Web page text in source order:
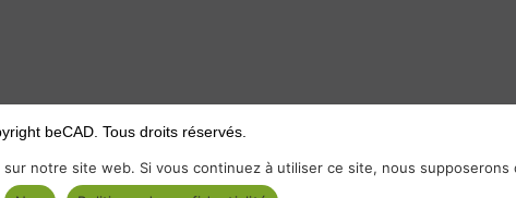
beCAD. Tous droits réservés.
notre site web. Si vous continuez à utiliser ce site, nous